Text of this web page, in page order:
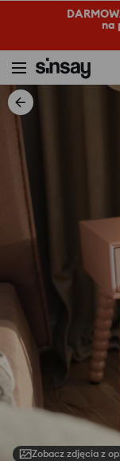
na
Zobacz zdjęcia z